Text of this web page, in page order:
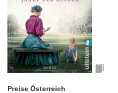
Preise Österreich